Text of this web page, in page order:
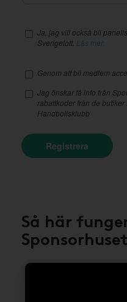
Ja, jag vill också bli
Sverigelott. Läs mer.
Genom att bli medlem
Jag önskar få info från
rabattkoder från de
Handbollsklubb
Registrera
Så här
Sponsorhuset